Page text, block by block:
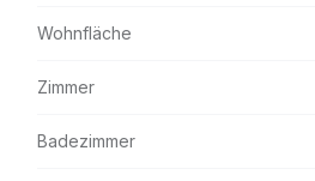
Wohnfläche
Zimmer
Badezimmer